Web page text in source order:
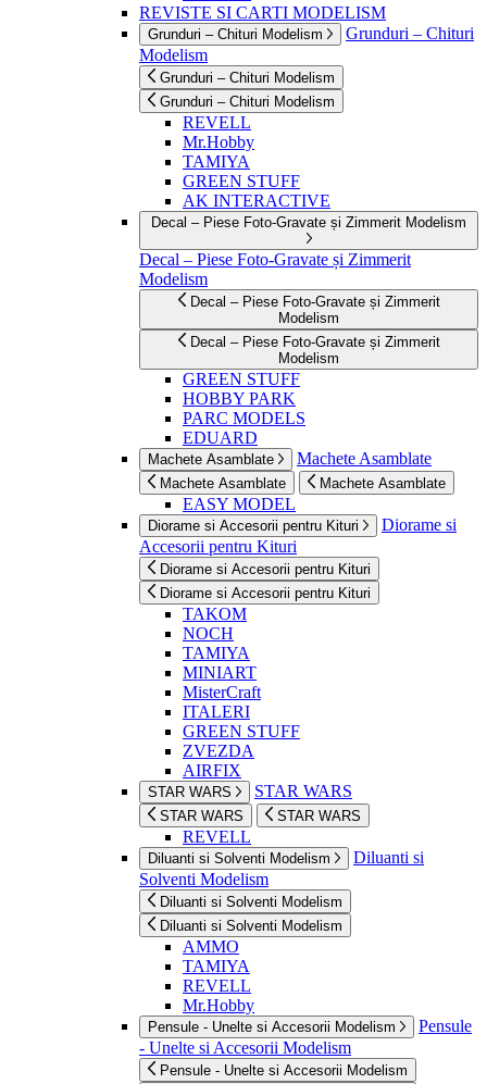
REVISTE SI CARTI MODELISM
Grunduri – Chituri Modelism
Grunduri – Chituri
Modelism
Grunduri – Chituri Modelism
Grunduri – Chituri Modelism
REVELL
Mr.Hobby
TAMIYA
GREEN STUFF
AK INTERACTIVE
Decal – Piese Foto-Gravate și Zimmerit Modelism
Decal – Piese Foto-Gravate și Zimmerit
Modelism
Decal – Piese Foto-Gravate și Zimmerit
Modelism
Decal – Piese Foto-Gravate și Zimmerit
Modelism
GREEN STUFF
HOBBY PARK
PARC MODELS
EDUARD
Machete Asamblate Machete Asamblate
Machete Asamblate Machete Asamblate
EASY MODEL
Diorame si Accesorii pentru Kituri
Diorame si
Accesorii pentru Kituri
Diorame si Accesorii pentru Kituri
Diorame si Accesorii pentru Kituri
TAKOM
NOCH
TAMIYA
MINIART
MisterCraft
ITALERI
GREEN STUFF
ZVEZDA
AIRFIX
STAR WARS STAR WARS
STAR WARS STAR WARS
REVELL
Diluanti si Solventi Modelism
Diluanti si
Solventi Modelism
Diluanti si Solventi Modelism
Diluanti si Solventi Modelism
AMMO
TAMIYA
REVELL
Mr.Hobby
Pensule - Unelte si Accesorii Modelism
Pensule
- Unelte si Accesorii Modelism
Pensule - Unelte si Accesorii Modelism